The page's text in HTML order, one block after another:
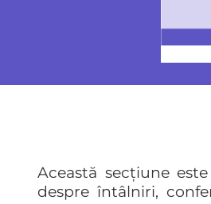
Această secțiune
despre întâlniri,